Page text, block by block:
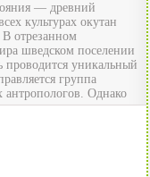
— древний
культурах окутан
отрезанном
шведском поселении
проводится уникальный
группа
Однако